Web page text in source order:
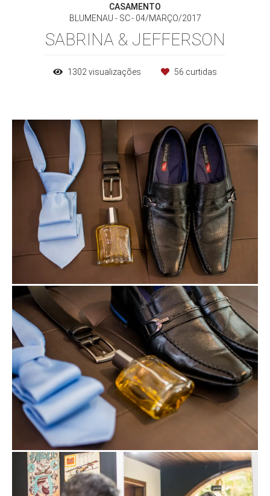
CASAMENTO
BLUMENAU - SC
04/MARÇO/2017
SABRINA & JEFFERSON
1302 visualizações 56 curtidas